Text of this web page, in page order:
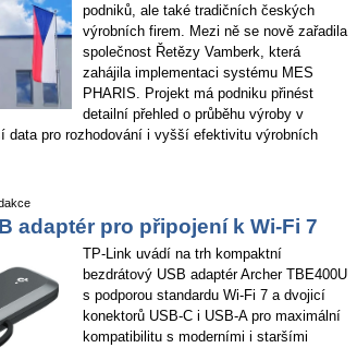
podniků, ale také tradičních českých
výrobních firem. Mezi ně se nově zařadila
společnost Řetězy Vamberk, která
zahájila implementaci systému MES
PHARIS. Projekt má podniku přinést
detailní přehled o průběhu výroby v
data pro rozhodování i vyšší efektivitu výrobních
adaptér pro připojení k Wi-Fi 7
TP-Link uvádí na trh kompaktní
bezdrátový USB adaptér Archer TBE400U
s podporou standardu Wi-Fi 7 a dvojicí
konektorů USB-C i USB-A pro maximální
kompatibilitu s moderními i staršími